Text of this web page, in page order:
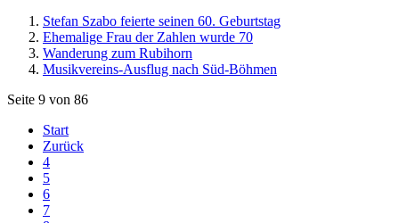
Stefan Szabo feierte seinen 60. Geburtstag
Ehemalige Frau der Zahlen wurde 70
Wanderung zum Rubihorn
Musikvereins-Ausflug nach Süd-Böhmen
Seite 9 von 86
Start
Zurück
4
5
6
7